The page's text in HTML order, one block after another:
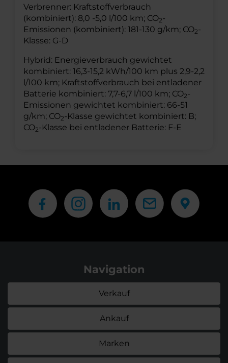
Verbrenner: Kraftstoffverbrauch
(kombiniert): 8,0 -5,0 l/100 km; CO2-
Emissionen (kombiniert): 181-130 g/km; CO2-
Klasse: G-D
Hybrid: Energieverbrauch gewichtet
kombiniert: 16,3-15,2 kWh/100 km plus 2,9-2,2
l/100 km; Kraftstoffverbrauch bei entladener
Batterie kombiniert: 7,7-6,7 l/100 km; CO2-
Emissionen gewichtet kombiniert: 66-51
g/km; CO2-Klasse gewichtet kombiniert: B;
CO2-Klasse bei entladener Batterie: F-E
Navigation
Verkauf
Ankauf
Marken